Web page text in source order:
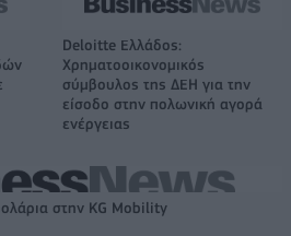
Deloitte Ελλάδος:
Χρηματοοικονομικός
σύμβουλος της ΔΕΗ για την
είσοδο στην πολωνική αγορά
ενέργειας
στην KG Mobility